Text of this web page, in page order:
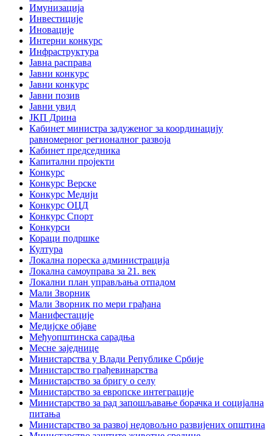
Имунизација
Инвестиције
Иновације
Интерни конкурс
Инфраструктура
Јавна расправа
Јавни конкурс
Јавни конкурс
Јавни позив
Јавни увид
ЈКП Дрина
Кабинет министра задуженог за координацију
равномерног регионалног развоја
Кабинет председника
Капитални пројекти
Конкурс
Конкурс Верске
Конкурс Медији
Конкурс ОЦД
Конкурс Спорт
Конкурси
Кораци подршке
Култура
Локална пореска администрација
Локална самоуправа за 21. век
Локални план управљања отпадом
Мали Зворник
Мали Зворник по мери грађана
Манифестације
Медијске објаве
Међуопштинска сарадња
Месне заједнице
Министарства у Влади Републике Србије
Министарство грађевинарства
Министарство за бригу о селу
Министарство за европске интеграције
Министарство за рад запошљавање борачка и социјална
питања
Министарство за развој недовољно развијених општина